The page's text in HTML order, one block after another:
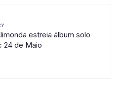
estreia álbum solo
24 de Maio